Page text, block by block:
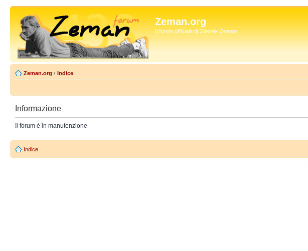
Zeman.org
Il forum ufficiale di Zdenek Zeman
Zeman.org ‹ Indice
Informazione
Il forum è in manutenzione
Indice